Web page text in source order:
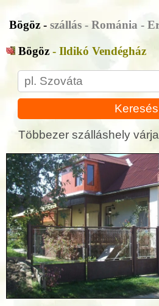
Bögöz - szállás - Románia -
Bögöz - Ildikó Vendégház
Keresés
Többezer szálláshely